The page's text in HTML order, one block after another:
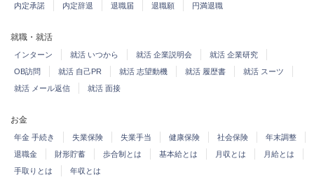
内定承諾 内定辞退 退職届 退職願 円満退職
就職・就活
インターン 就活 いつから 就活 企業説明会
就活 企業研究
OB訪問
就活 自己PR 就活 志望動機 就活 履歴書
就活 スーツ
就活 メール返信
就活 面接
お金
年金 手続き 失業保険 失業手当 健康保険 社会保険
年末調整
退職金
財形貯蓄 歩合制とは 基本給とは 月収とは
月給とは
手取りとは
年収とは